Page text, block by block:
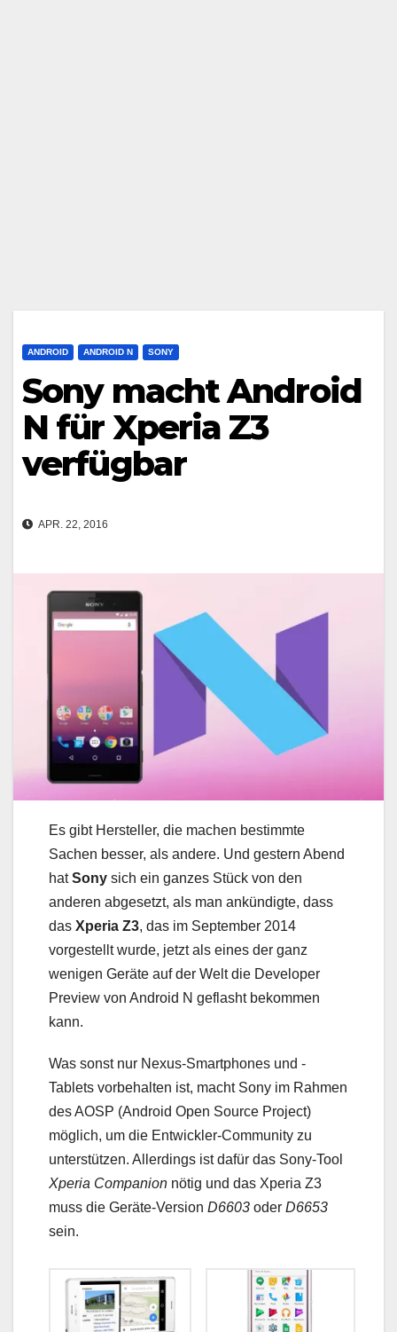
ANDROID ANDROID N SONY
Sony macht Android
N für Xperia Z3
verfügbar
APR. 22, 2016
Es gibt Hersteller, die machen bestimmte
Sachen besser, als andere. Und gestern Abend
hatSony sich ein ganzes Stück von den
anderen abgesetzt, als man ankündigte, dass
das Xperia Z3, das im September 2014
vorgestellt wurde, jetzt als eines der ganz
wenigen Geräte auf der Welt die Developer
Preview von Android N geflasht bekommen
kann.
Was sonst nur Nexus-Smartphones und -
Tablets vorbehalten ist, macht Sony im Rahmen
des AOSP (Android Open Source Project)
möglich, um die Entwickler-Community zu
unterstützen. Allerdings ist dafür das Sony-Tool
Xperia Companion nötig und das Xperia Z3
muss die Geräte-Version D6603 oder D6653
sein.